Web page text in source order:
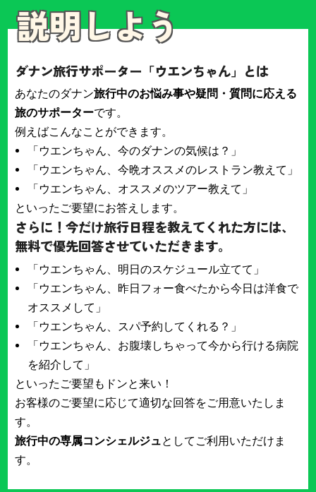
説明しよう
ダナン旅行サポーター「ウエンちゃん」とは
あなたのダナン旅行中のお悩み事や疑問・質問に応える
旅のサポーターです。
例えばこんなことができます。
「ウエンちゃん、今のダナンの気候は？」
「ウエンちゃん、今晩オススメのレストラン教えて」
「ウエンちゃん、オススメのツアー教えて」
といったご要望にお答えします。
さらに！今だけ旅行日程を教えてくれた方には、
無料で優先回答させていただきます。
「ウエンちゃん、明日のスケジュール立てて」
「ウエンちゃん、昨日フォー食べたから今日は洋食で
オススメして」
「ウエンちゃん、スパ予約してくれる？」
「ウエンちゃん、お腹壊しちゃって今から行ける病院
を紹介して」
といったご要望もドンと来い！
お客様のご要望に応じて適切な回答をご用意いたしま
す。
旅行中の専属コンシェルジュとしてご利用いただけま
す。